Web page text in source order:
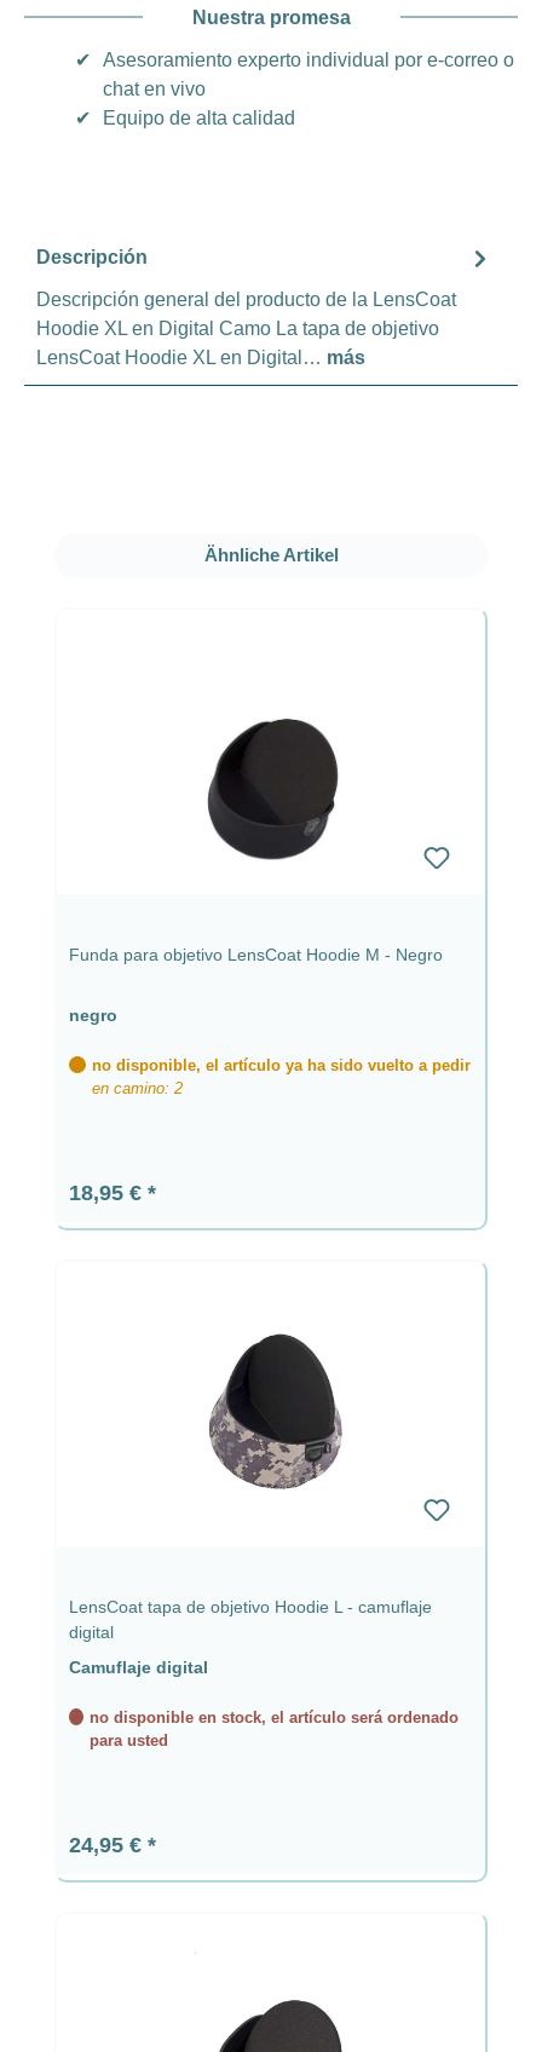
Nuestra promesa
✔
Asesoramiento experto individual por e-correo o
chat en vivo
✔
Equipo de alta calidad
Descripción
Descripción general del producto de la LensCoat
Hoodie XL en Digital Camo La tapa de objetivo
LensCoat Hoodie XL en Digital… más
Omitir la galería de productos
Ähnliche Artikel
Funda para objetivo LensCoat Hoodie M - Negro
negro
no disponible, el artículo ya ha sido vuelto a pedir
en camino: 2
Precio normal:
18,95 €
LensCoat tapa de objetivo Hoodie L - camuflaje
digital
Camuflaje digital
no disponible en stock, el artículo será ordenado
para usted
Precio normal:
24,95 €